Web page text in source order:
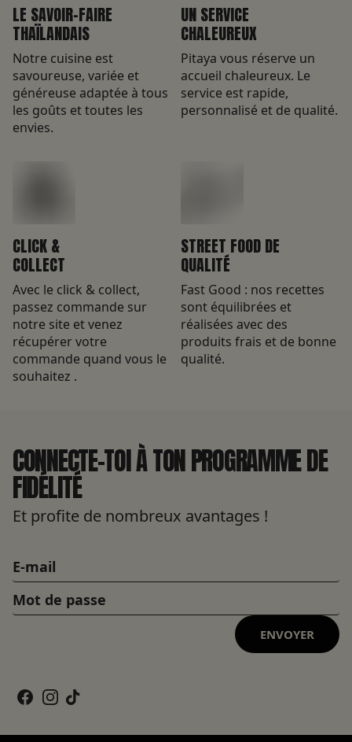
LE SAVOIR-FAIRE
THAÏLANDAIS
Notre cuisine est
savoureuse, variée et
généreuse adaptée à tous
les goûts et toutes les
envies.
UN SERVICE
CHALEUREUX
Pitaya vous réserve un
accueil chaleureux. Le
service est rapide,
personnalisé et de qualité.
CLICK &
COLLECT
Avec le click & collect,
passez commande sur
notre site et venez
récupérer votre
commande quand vous le
souhaitez .
STREET FOOD DE
QUALITÉ
Fast Good : nos recettes
sont équilibrées et
réalisées avec des
produits frais et de bonne
qualité.
CONNECTE-TOI À TON PROGRAMME DE
FIDÉLITÉ
Et profite de nombreux avantages !
ENVOYER